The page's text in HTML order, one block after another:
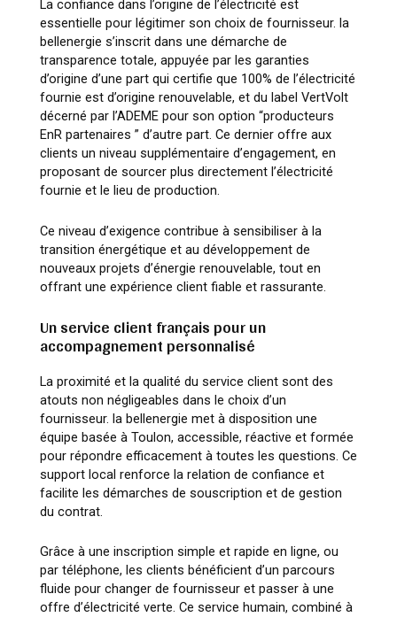
La confiance dans l’origine de l’électricité est
essentielle pour légitimer son choix de fournisseur. la
bellenergie s’inscrit dans une démarche de
transparence totale, appuyée par les garanties
d’origine d’une part qui certifie que 100% de l’électricité
fournie est d’origine renouvelable, et du label VertVolt
décerné par l’ADEME pour son option “producteurs
EnR partenaires ” d’autre part. Ce dernier offre aux
clients un niveau supplémentaire d’engagement, en
proposant de sourcer plus directement l’électricité
fournie et le lieu de production.
Ce niveau d’exigence contribue à sensibiliser à la
transition énergétique et au développement de
nouveaux projets d’énergie renouvelable, tout en
offrant une expérience client fiable et rassurante.
Un service client français pour un
accompagnement personnalisé
La proximité et la qualité du service client sont des
atouts non négligeables dans le choix d’un
fournisseur. la bellenergie met à disposition une
équipe basée à Toulon, accessible, réactive et formée
pour répondre efficacement à toutes les questions. Ce
support local renforce la relation de confiance et
facilite les démarches de souscription et de gestion
du contrat.
Grâce à une inscription simple et rapide en ligne, ou
par téléphone, les clients bénéficient d’un parcours
fluide pour changer de fournisseur et passer à une
offre d’électricité verte. Ce service humain, combiné à